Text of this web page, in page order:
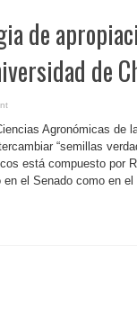
de
de
Agronómicas de
“semillas
está compuesto por
el Senado como en